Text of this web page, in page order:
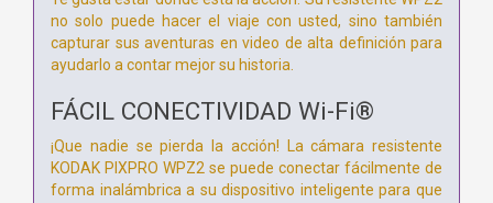
no solo puede hacer el viaje con usted, sino también
capturar sus aventuras en video de alta definición para
ayudarlo a contar mejor su historia.
FÁCIL CONECTIVIDAD Wi-Fi®
¡Que nadie se pierda la acción! La cámara resistente
KODAK PIXPRO WPZ2 se puede conectar fácilmente de
forma inalámbrica a su dispositivo inteligente para que